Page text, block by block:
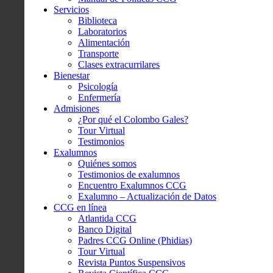
Servicios
Biblioteca
Laboratorios
Alimentación
Transporte
Clases extracurrilares
Bienestar
Psicología
Enfermería
Admisiones
¿Por qué el Colombo Gales?
Tour Virtual
Testimonios
Exalumnos
Quiénes somos
Testimonios de exalumnos
Encuentro Exalumnos CCG
Exalumno – Actualización de Datos
CCG en línea
Atlantida CCG
Banco Digital
Padres CCG Online (Phidias)
Tour Virtual
Revista Puntos Suspensivos